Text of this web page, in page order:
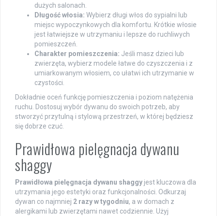
dużych salonach.
Długość włosia: Wybierz długi włos do sypialni lub
miejsc wypoczynkowych dla komfortu. Krótkie włosie
jest łatwiejsze w utrzymaniu i lepsze do ruchliwych
pomieszczeń.
Charakter pomieszczenia: Jeśli masz dzieci lub
zwierzęta, wybierz modele łatwe do czyszczenia i z
umiarkowanym włosiem, co ułatwi ich utrzymanie w
czystości.
Dokładnie oceń funkcję pomieszczenia i poziom natężenia
ruchu. Dostosuj wybór dywanu do swoich potrzeb, aby
stworzyć przytulną i stylową przestrzeń, w której będziesz
się dobrze czuć.
Prawidłowa pielęgnacja dywanu
shaggy
Prawidłowa pielęgnacja dywanu shaggy jest kluczowa dla
utrzymania jego estetyki oraz funkcjonalności. Odkurzaj
dywan co najmniej 2 razy w tygodniu, a w domach z
alergikami lub zwierzętami nawet codziennie. Użyj